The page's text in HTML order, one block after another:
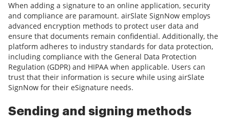
When adding a signature to an online application, security
and compliance are paramount. airSlate SignNow employs
advanced encryption methods to protect user data and
ensure that documents remain confidential. Additionally, the
platform adheres to industry standards for data protection,
including compliance with the General Data Protection
Regulation (GDPR) and HIPAA when applicable. Users can
trust that their information is secure while using airSlate
SignNow for their eSignature needs.
Sending and signing methods